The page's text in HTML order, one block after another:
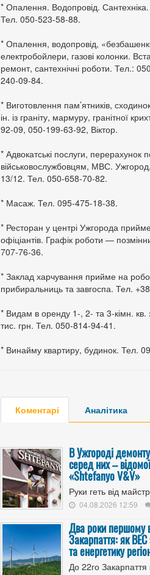
* Опалення. Водопровід.
Тел. 050-523-58-88.
* Опалення, водопровід,
електробойлери, газові колонки.
ремонт, сантехнічні роботи. Тел.:
240-09-84.
* Виготовлення пам’ятників,
ін. із граніту, мармуру, гранітної
92-09, 050-199-63-92, Віктор.
* Адвокатські послуги, перерахунок
військовослужбовцям, МВС.
13/12. Тел. 050-658-70-82.
* Масаж. Тел. 095-475-18-38.
* Ресторан у центрі Ужгорода
офіціантів. Графік роботи —
707-76-36.
* Заклад харчування прийме на
прибиральниць та завгоспа. Тел.
* Видам в оренду 1-, 2- та 3-кімн. кв.
тис. грн. Тел. 050-814-94-41.
* Винайму квартиру, будинок. Тел.
Коментарі Аналітика
В Ужгороді
серед них –
«Shtefanyo V&V»
Руки геть від
04.08.2026 12:59
Два роки першому
Закарпаття: як
та енергетику
До 22го